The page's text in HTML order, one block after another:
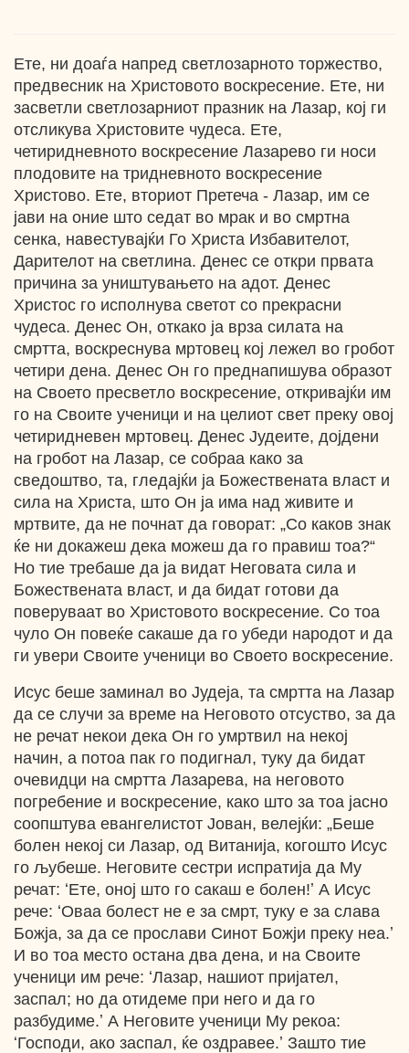
Ете, ни доаѓа напред светлозарното торжество,
предвесник на Христовото воскресение. Ете, ни
засветли светлозарниот празник на Лазар, кој ги
отсликува Христовите чудеса. Ете,
четиридневното воскресение Лазарево ги носи
плодовите на тридневното воскресение
Христово. Ете, вториот Претеча - Лазар, им се
јави на оние што седат во мрак и во смртна
сенка, навестувајќи Го Христа Избавителот,
Дарителот на светлина. Денес се откри првата
причина за уништувањето на адот. Денес
Христос го исполнува светот со прекрасни
чудеса. Денес Он, откако ја врза силата на
смртта, воскреснува мртовец кој лежел во гробот
четири дена. Денес Он го преднапишува образот
на Своето пресветло воскресение, откривајќи им
го на Своите ученици и на целиот свет преку овој
четиридневен мртовец. Денес Јудеите, дојдени
на гробот на Лазар, се собраа како за
сведоштво, та, гледајќи ја Божествената власт и
сила на Христа, што Он ја има над живите и
мртвите, да не почнат да говорат: „Со каков знак
ќе ни докажеш дека можеш да го правиш тоа?“
Но тие требаше да ја видат Неговата сила и
Божествената власт, и да бидат готови да
поверуваат во Христовото воскресение. Со тоа
чуло Он повеќе сакаше да го убеди народот и да
ги увери Своите ученици во Своето воскресение.
Исус беше заминал во Јудеја, та смртта на Лазар
да се случи за време на Неговото отсуство, за да
не речат некои дека Он го умртвил на некој
начин, а потоа пак го подигнал, туку да бидат
очевидци на смртта Лазарева, на неговото
погребение и воскресение, како што за тоа јасно
соопштува евангелистот Јован, велејќи: „Беше
болен некој си Лазар, од Витанија, когошто Исус
го љубеше. Неговите сестри испратија да Му
речат: ʻЕте, оној што го сакаш е болен!ʼ А Исус
рече: ʻОваа болест не е за смрт, туку е за слава
Божја, за да се прослави Синот Божји преку неа.ʼ
И во тоа место остана два дена, и на Своите
ученици им рече: ʻЛазар, нашиот пријател,
заспал; но да отидеме при него и да го
разбудиме.ʼ А Неговите ученици Му рекоа:
ʻГосподи, ако заспал, ќе оздравее.ʼ Зашто тие